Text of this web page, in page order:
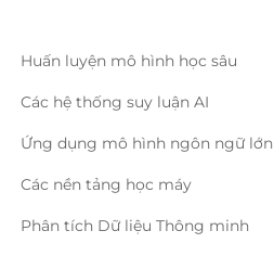
Huấn luyện mô hình học sâu
Các hệ thống suy luận AI
Ứng dụng mô hình ngôn ngữ lớn
Các nền tảng học máy
Phân tích Dữ liệu Thông minh